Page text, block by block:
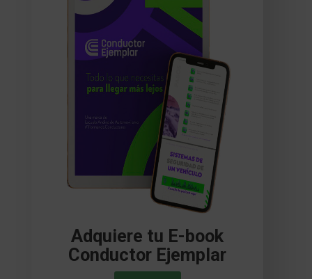
Adquiere tu E-book
Conductor Ejemplar